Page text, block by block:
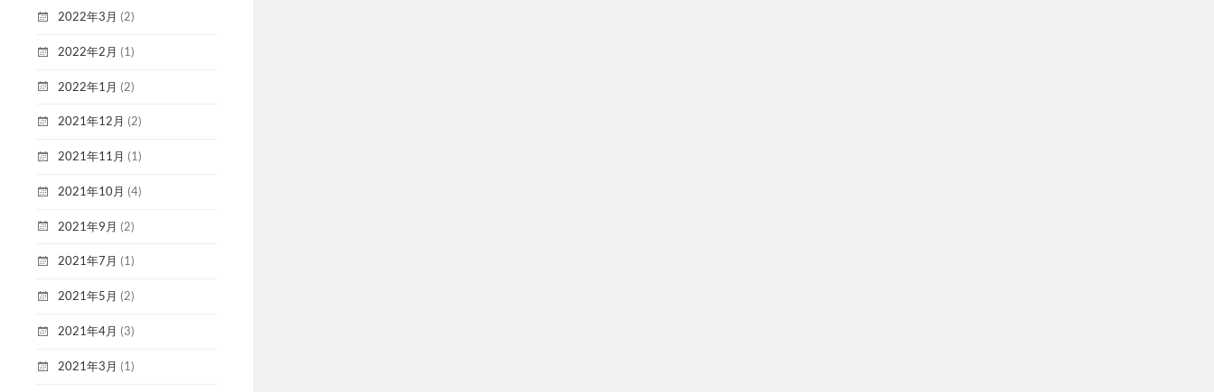
2022年3月 (2)
2022年2月 (1)
2022年1月 (2)
2021年12月 (2)
2021年11月 (1)
2021年10月 (4)
2021年9月 (2)
2021年7月 (1)
2021年5月 (2)
2021年4月 (3)
2021年3月 (1)